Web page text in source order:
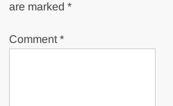
are marked*
Comment*